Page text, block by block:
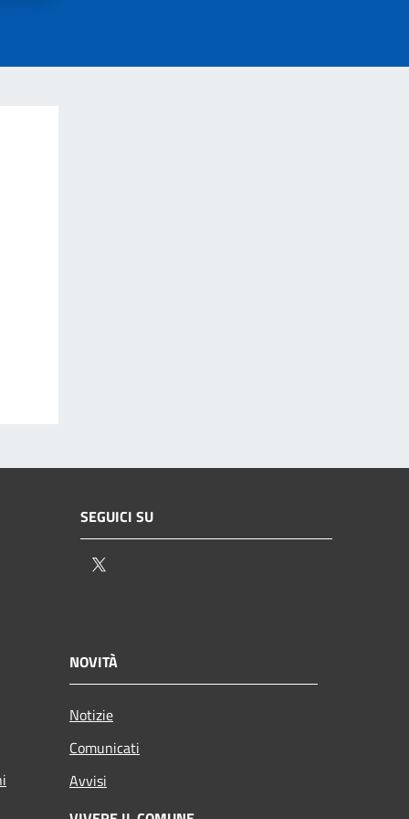
SEGUICI SU
NOVITÀ
Notizie
Comunicati
Avvisi